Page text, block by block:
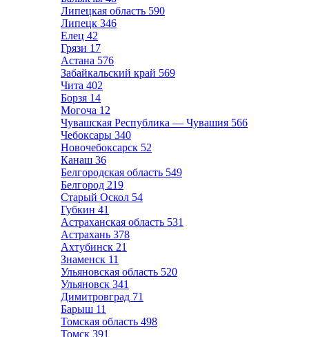
Липецкая область 590
Липецк 346
Елец 42
Грязи 17
Астана 576
Забайкальский край 569
Чита 402
Борзя 14
Могоча 12
Чувашская Республика — Чувашия 566
Чебоксары 340
Новочебоксарск 52
Канаш 36
Белгородская область 549
Белгород 219
Старый Оскол 54
Губкин 41
Астраханская область 531
Астрахань 378
Ахтубинск 21
Знаменск 11
Ульяновская область 520
Ульяновск 341
Димитровград 71
Барыш 11
Томская область 498
Томск 391